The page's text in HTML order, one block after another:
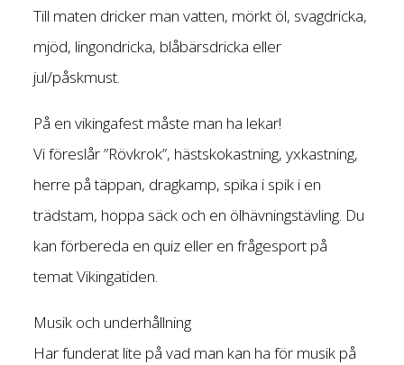
Till maten dricker man vatten, mörkt öl, svagdricka,
mjöd, lingondricka, blåbärsdricka eller
jul/påskmust.
På en vikingafest måste man ha lekar!
Vi föreslår ”Rövkrok”, hästskokastning, yxkastning,
herre på täppan, dragkamp, spika i spik i en
trädstam, hoppa säck och en ölhävningstävling. Du
kan förbereda en quiz eller en frågesport på
temat Vikingatiden.
Musik och underhållning
Har funderat lite på vad man kan ha för musik på